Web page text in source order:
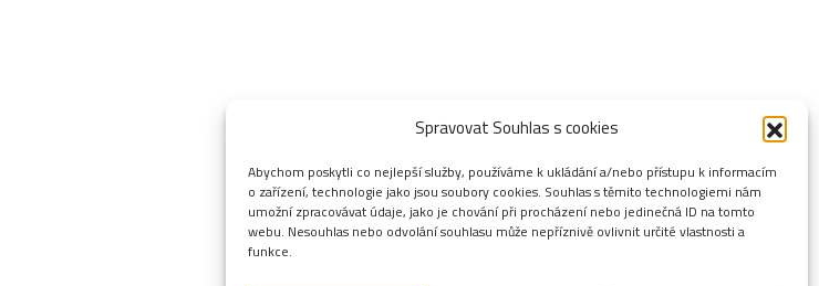
Spravovat Souhlas s cookies
Abychom poskytli co nejlepší služby, používáme k ukládání a/nebo přístupu k informacím
o zařízení, technologie jako jsou soubory cookies. Souhlas s těmito technologiemi nám
umožní zpracovávat údaje, jako je chování při procházení nebo jedinečná ID na tomto
webu. Nesouhlas nebo odvolání souhlasu může nepříznivě ovlivnit určité vlastnosti a
funkce.